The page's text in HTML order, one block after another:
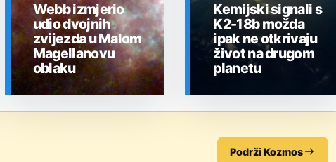
Webb izmjerio
udio dvojnih
zvijezda u Malom
Magellanovu
oblaku
Kemijski signali s
K2-18b možda
ipak ne otkrivaju
život na drugom
planetu
Podrži Kozmos